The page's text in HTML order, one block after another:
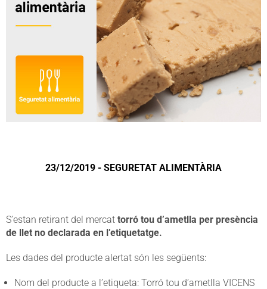
23/12/2019 - SEGURETAT ALIMENTÀRIA
S’estan retirant del mercat torró tou d’ametlla per presència
de llet no declarada en l’etiquetatge.
Les dades del producte alertat són les següents:
Nom del producte a l’etiqueta: Torró tou d’ametlla VICENS